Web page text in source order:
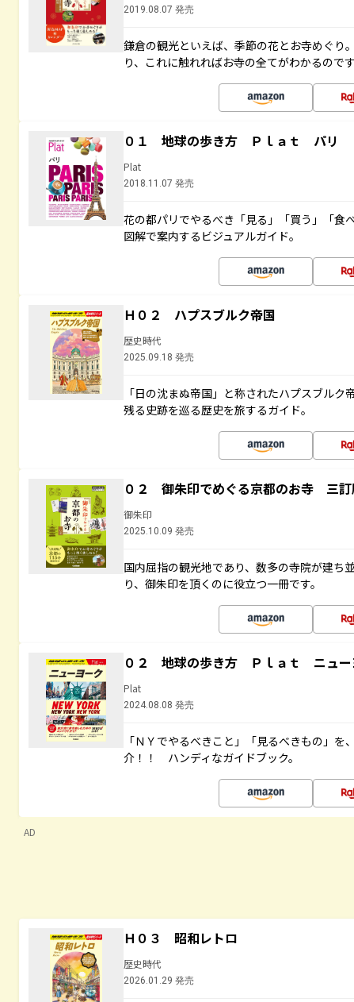
2019.08.07 発売
鎌倉の観光といえば、季節の花とお寺めぐり
り、これに触れればお寺の全てがわかるのです
０１ 地球の歩き方 Ｐｌａｔ パリ
Plat
2018.11.07 発売
花の都パリでやるべき「見る」「買う」「食
図解で案内するビジュアルガイド。
Ｈ０２ ハプスブルク帝国
歴史時代
2025.09.18 発売
「日の沈まぬ帝国」と称されたハプスブル
残る史跡を巡る歴史を旅するガイド。
０２ 御朱印でめぐる京都のお寺 三
御朱印
2025.10.09 発売
国内屈指の観光地であり、数多の寺院が建ち
り、御朱印を頂くのに役立つ一冊です。
０２ 地球の歩き方 Ｐｌａｔ ニュー
Plat
2024.08.08 発売
「ＮＹでやるべきこと」「見るべきもの」
介！！ ハンディなガイドブック。
AD
Ｈ０３ 昭和レトロ
歴史時代
2026.01.29 発売